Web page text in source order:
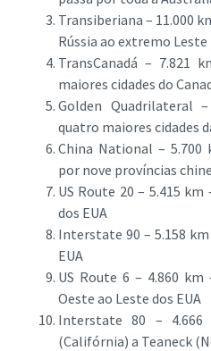
Transiberiana – 11.000
Rússia ao extremo Leste
TransCanadá – 7.821
maiores cidades do
Golden Quadrilateral
quatro maiores cidades
China National – 5.700
por nove províncias
US Route 20 – 5.415
dos EUA
Interstate 90 – 5.158
EUA
US Route 6 – 4.860
Oeste ao Leste dos EUA
Interstate 80 – 4.666
(Califórnia) a Teaneck